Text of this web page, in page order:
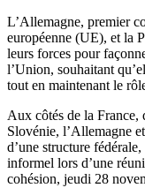
L’Allemagne, premier
européenne (UE), et la
leurs forces pour
l’Union, souhaitant
tout en maintenant le
Aux côtés de la France,
Slovénie, l’Allemagne
d’une structure
informel lors d’une
cohésion, jeudi 28